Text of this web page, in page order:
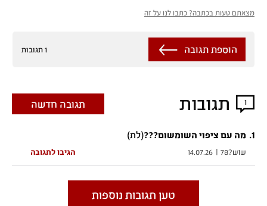
מצאתם טעות בכתבה? כתבו לנו על זה
1 תגובות הוספת תגובה
1 תגובות תגובה חדשה
1
. מה עם ציפוי השומשום???(לת)
שוש?78 |
14.07.26 הגיבו לתגובה
טען תגובות נוספות